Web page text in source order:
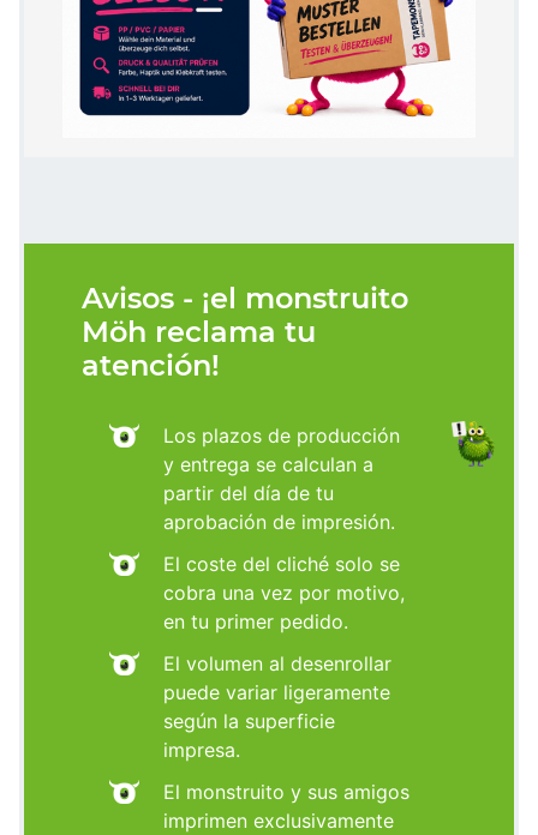
Avisos - ¡el monstruito
Möh reclama tu
atención!
Los plazos de producción
y entrega se calculan a
partir del día de tu
aprobación de impresión.
El coste del cliché solo se
cobra una vez por motivo,
en tu primer pedido.
El volumen al desenrollar
puede variar ligeramente
según la superficie
impresa.
El monstruito y sus amigos
imprimen exclusivamente